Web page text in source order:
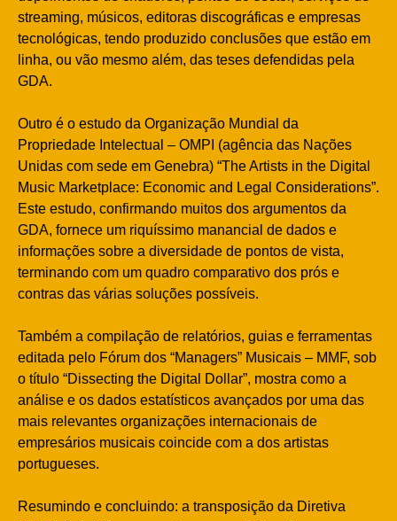
streaming, músicos, editoras discográficas e empresas
tecnológicas, tendo produzido conclusões que estão em
linha, ou vão mesmo além, das teses defendidas pela
GDA.
Outro é o estudo da Organização Mundial da
Propriedade Intelectual – OMPI (agência das Nações
Unidas com sede em Genebra) “The Artists in the Digital
Music Marketplace: Economic and Legal Considerations”.
Este estudo, confirmando muitos dos argumentos da
GDA, fornece um riquíssimo manancial de dados e
informações sobre a diversidade de pontos de vista,
terminando com um quadro comparativo dos prós e
contras das várias soluções possíveis.
Também a compilação de relatórios, guias e ferramentas
editada pelo Fórum dos “Managers” Musicais – MMF, sob
o título “Dissecting the Digital Dollar”, mostra como a
análise e os dados estatísticos avançados por uma das
mais relevantes organizações internacionais de
empresários musicais coincide com a dos artistas
portugueses.
Resumindo e concluindo: a transposição da Diretiva